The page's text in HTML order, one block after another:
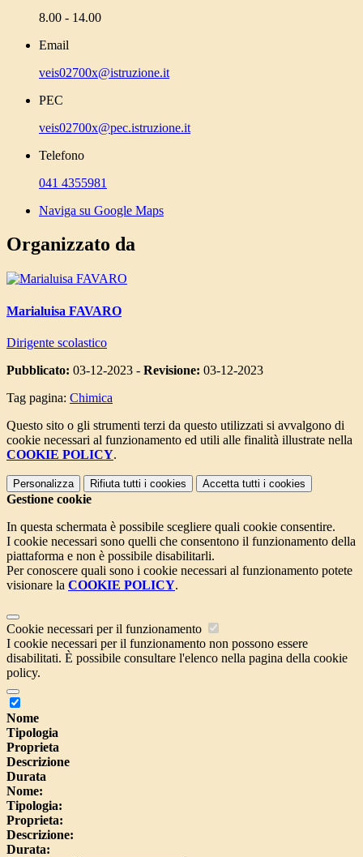
8.00 - 14.00
Email
veis02700x@istruzione.it
PEC
veis02700x@pec.istruzione.it
Telefono
041 4355981
Naviga su Google Maps
Organizzato da
Marialuisa FAVARO
Dirigente scolastico
Pubblicato: 03-12-2023 - Revisione: 03-12-2023
Tag pagina: Chimica
Questo sito o gli strumenti terzi da questo utilizzati si avvalgono di
cookie necessari al funzionamento ed utili alle finalità illustrate nella
COOKIE POLICY.
Personalizza Rifiuta tutti i cookies Accetta tutti i cookies
Gestione cookie
In questa schermata è possibile scegliere quali cookie consentire.
I cookie necessari sono quelli che consentono il funzionamento della
piattaforma e non è possibile disabilitarli.
Per conoscere quali sono i cookie necessari al funzionamento potete
visionare la COOKIE POLICY.
Cookie necessari per il funzionamento
I cookie necessari per il funzionamento non possono essere
disabilitati. È possibile consultare l'elenco nella pagina della cookie
policy.
Nome
Tipologia
Proprieta
Descrizione
Durata
Nome:
Tipologia:
Proprieta:
Descrizione:
Durata: